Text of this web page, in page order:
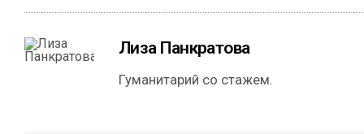
Лиза Панкратова
Гуманитарий со стажем.